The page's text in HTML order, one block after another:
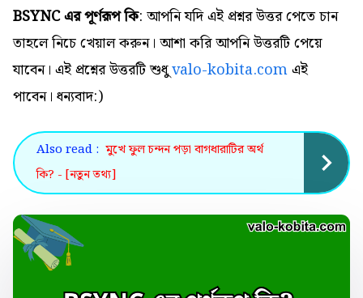
BSYNC এর পূর্ণরূপ কি: আপনি যদি এই প্রশ্নর উত্তর পেতে চান
তাহলে নিচে খেয়াল করুন। আশা করি আপনি উত্তরটি পেয়ে
যাবেন। এই প্রশ্নের উত্তরটি শুধুvalo-kobita.comএই
পাবেন। ধন্যবাদ:)
Also read : মুখে ফুল চন্দন পড়া বাগধারাটির অর্থ
কি? - [নতুন তথ্য]